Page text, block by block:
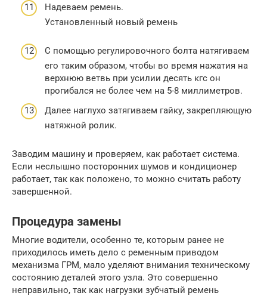
Надеваем ремень.
Установленный новый ремень
С помощью регулировочного болта натягиваем
его таким образом, чтобы во время нажатия на
верхнюю ветвь при усилии десять кгс он
прогибался не более чем на 5-8 миллиметров.
Далее наглухо затягиваем гайку, закрепляющую
натяжной ролик.
Заводим машину и проверяем, как работает система.
Если неслышно посторонних шумов и кондиционер
работает, так как положено, то можно считать работу
завершенной.
Процедура замены
Многие водители, особенно те, которым ранее не
приходилось иметь дело с ременным приводом
механизма ГРМ, мало уделяют внимания техническому
состоянию деталей этого узла. Это совершенно
неправильно, так как нагрузки зубчатый ремень